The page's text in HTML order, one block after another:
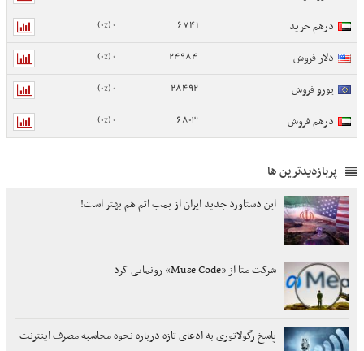
درهم خرید 6741
0 (0%)
دلار فروش 24984
0 (0%)
یورو فروش 28492
0 (0%)
درهم فروش 6803
0 (0%)
پربازدیدترین ها
این دستاورد جدید ایران از بمب اتم هم بهتر است!
شرکت متا از «Muse Code» رونمایی کرد
پاسخ رگولاتوری به ادعای تازه درباره نحوه محاسبه مصرف اینترنت